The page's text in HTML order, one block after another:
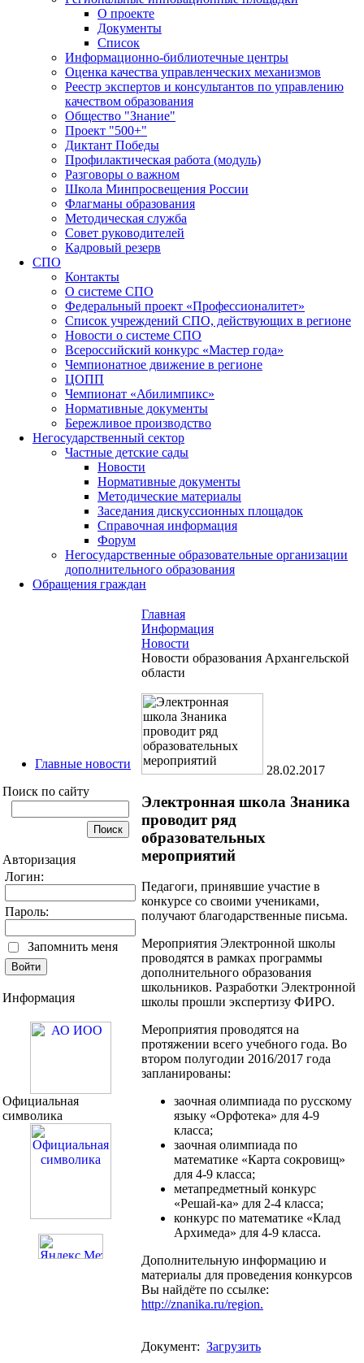
О проекте
Документы
Список
Информационно-библиотечные центры
Оценка качества управленческих механизмов
Реестр экспертов и консультантов по управлению
качеством образования
Общество "Знание"
Проект "500+"
Диктант Победы
Профилактическая работа (модуль)
Разговоры о важном
Школа Минпросвещения России
Флагманы образования
Методическая служба
Совет руководителей
Кадровый резерв
СПО
Контакты
О системе СПО
Федеральный проект «Профессионалитет»
Список учреждений СПО, действующих в регионе
Новости о системе СПО
Всероссийский конкурс «Мастер года»
Чемпионатное движение в регионе
ЦОПП
Чемпионат «Абилимпикс»
Нормативные документы
Бережливое производство
Негосударственный сектор
Частные детские сады
Новости
Нормативные документы
Методические материалы
Заседания дискуссионных площадок
Справочная информация
Форум
Негосударственные образовательные организации
дополнительного образования
Обращения граждан
Главные новости
Поиск по сайту
Авторизация
Логин:
Пароль:
Запомнить меня
Информация
Официальная
символика
Главная
Информация
Новости
Новости образования Архангельской
области
28.02.2017
Электронная школа Знаника
проводит ряд
образовательных
мероприятий
Педагоги, принявшие участие в
конкурсе со своими учениками,
получают благодарственные письма.
Мероприятия Электронной школы
проводятся в рамках программы
дополнительного образования
школьников. Разработки Электронной
школы прошли экспертизу ФИРО.
Мероприятия проводятся на
протяжении всего учебного года. Во
втором полугодии 2016/2017 года
запланированы:
заочная олимпиада по русскому
языку «Орфотека» для 4-9
класса;
заочная олимпиада по
математике «Карта сокровищ»
для 4-9 класса;
метапредметный конкурс
«Решай-ка» для 2-4 класса;
конкурс по математике «Клад
Архимеда» для 4-9 класса.
Дополнительную информацию и
материалы для проведения конкурсов
Вы найдёте по ссылке:
http://znanika.ru/region.
Документ: Загрузить